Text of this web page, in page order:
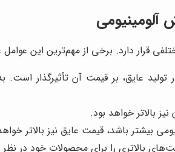
آلومینیومی
قرار دارد. برخی از مهم‌ترین این عوامل
بالاتر خواهد بود.
بیشتر باشد، قیمت عایق نیز بالاتر
بالاتری را برای محصولات خود در